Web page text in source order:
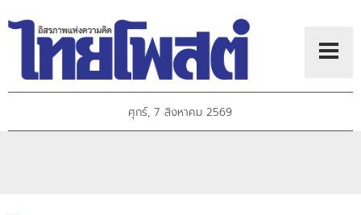
ศุกร์, 7 สิงหาคม 2569